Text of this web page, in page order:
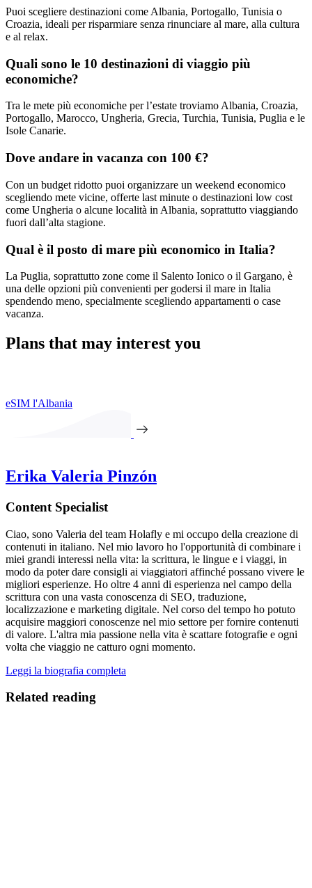
Puoi scegliere destinazioni come Albania, Portogallo, Tunisia o
Croazia, ideali per risparmiare senza rinunciare al mare, alla cultura
e al relax.
Quali sono le 10 destinazioni di viaggio più
economiche?
Tra le mete più economiche per l’estate troviamo Albania, Croazia,
Portogallo, Marocco, Ungheria, Grecia, Turchia, Tunisia, Puglia e le
Isole Canarie.
Dove andare in vacanza con 100 €?
Con un budget ridotto puoi organizzare un weekend economico
scegliendo mete vicine, offerte last minute o destinazioni low cost
come Ungheria o alcune località in Albania, soprattutto viaggiando
fuori dall’alta stagione.
Qual è il posto di mare più economico in Italia?
La Puglia, soprattutto zone come il Salento Ionico o il Gargano, è
una delle opzioni più convenienti per godersi il mare in Italia
spendendo meno, specialmente scegliendo appartamenti o case
vacanza.
Plans that may interest you
eSIM l'Albania
Erika Valeria Pinzón
Content Specialist
Ciao, sono Valeria del team Holafly e mi occupo della creazione di
contenuti in italiano. Nel mio lavoro ho l'opportunità di combinare i
miei grandi interessi nella vita: la scrittura, le lingue e i viaggi, in
modo da poter dare consigli ai viaggiatori affinché possano vivere le
migliori esperienze. Ho oltre 4 anni di esperienza nel campo della
scrittura con una vasta conoscenza di SEO, traduzione,
localizzazione e marketing digitale. Nel corso del tempo ho potuto
acquisire maggiori conoscenze nel mio settore per fornire contenuti
di valore. L'altra mia passione nella vita è scattare fotografie e ogni
volta che viaggio ne catturo ogni momento.
Leggi la biografia completa
Related reading